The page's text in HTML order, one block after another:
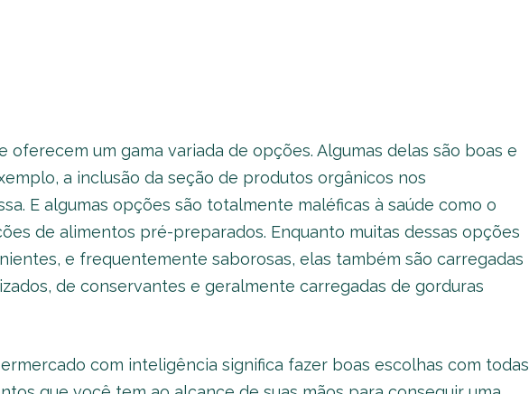
oferecem um gama variada de opções. Algumas delas são boas e
a inclusão da seção de produtos orgânicos nos
E algumas opções são totalmente maléficas à saúde como o
de alimentos pré-preparados. Enquanto muitas dessas opções
e frequentemente saborosas, elas também são carregadas
de conservantes e geralmente carregadas de gorduras
com inteligência significa fazer boas escolhas com todas